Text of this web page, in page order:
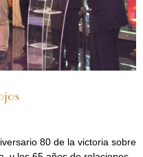
80 de la victoria sobre